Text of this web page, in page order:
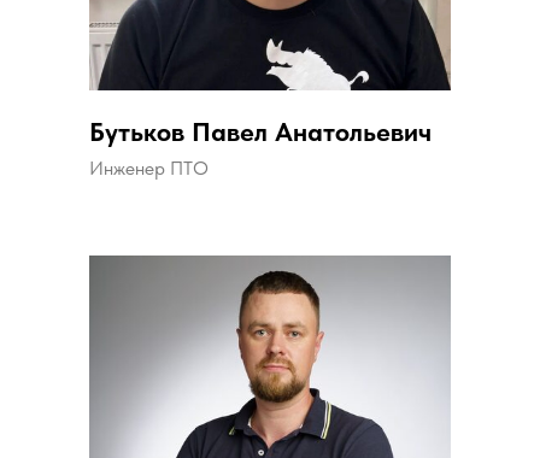
Бутьков Павел Анатольевич
Инженер ПТО